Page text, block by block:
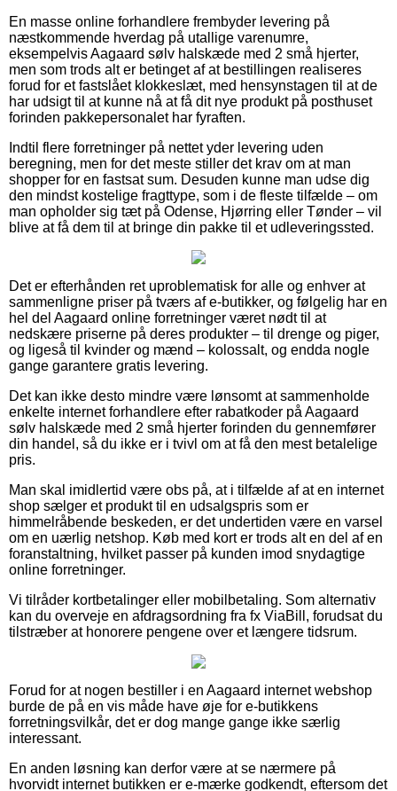
En masse online forhandlere frembyder levering på
næstkommende hverdag på utallige varenumre,
eksempelvis Aagaard sølv halskæde med 2 små hjerter,
men som trods alt er betinget af at bestillingen realiseres
forud for et fastslået klokkeslæt, med hensynstagen til at de
har udsigt til at kunne nå at få dit nye produkt på posthuset
forinden pakkepersonalet har fyraften.
Indtil flere forretninger på nettet yder levering uden
beregning, men for det meste stiller det krav om at man
shopper for en fastsat sum. Desuden kunne man udse dig
den mindst kostelige fragttype, som i de fleste tilfælde – om
man opholder sig tæt på Odense, Hjørring eller Tønder – vil
blive at få dem til at bringe din pakke til et udleveringssted.
Det er efterhånden ret uproblematisk for alle og enhver at
sammenligne priser på tværs af e-butikker, og følgelig har en
hel del Aagaard online forretninger været nødt til at
nedskære priserne på deres produkter – til drenge og piger,
og ligeså til kvinder og mænd – kolossalt, og endda nogle
gange garantere gratis levering.
Det kan ikke desto mindre være lønsomt at sammenholde
enkelte internet forhandlere efter rabatkoder på Aagaard
sølv halskæde med 2 små hjerter forinden du gennemfører
din handel, så du ikke er i tvivl om at få den mest betalelige
pris.
Man skal imidlertid være obs på, at i tilfælde af at en internet
shop sælger et produkt til en udsalgspris som er
himmelråbende beskeden, er det undertiden være en varsel
om en uærlig netshop. Køb med kort er trods alt en del af en
foranstaltning, hvilket passer på kunden imod snydagtige
online forretninger.
Vi tilråder kortbetalinger eller mobilbetaling. Som alternativ
kan du overveje en afdragsordning fra fx ViaBill, forudsat du
tilstræber at honorere pengene over et længere tidsrum.
Forud for at nogen bestiller i en Aagaard internet webshop
burde de på en vis måde have øje for e-butikkens
forretningsvilkår, det er dog mange gange ikke særlig
interessant.
En anden løsning kan derfor være at se nærmere på
hvorvidt internet butikken er e-mærke godkendt, eftersom det